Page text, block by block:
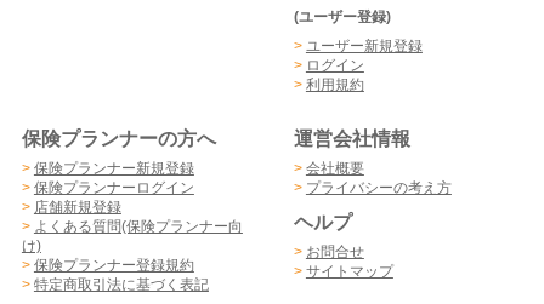
(ユーザー登録)
> ユーザー新規登録
> ログイン
> 利用規約
保険プランナーの方へ
> 保険プランナー新規登録
> 保険プランナーログイン
> 店舗新規登録
> よくある質問(保険プランナー向
け)
> 保険プランナー登録規約
> 特定商取引法に基づく表記
運営会社情報
> 会社概要
> プライバシーの考え方
ヘルプ
> お問合せ
> サイトマップ